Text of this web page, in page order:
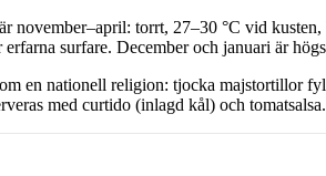
november–april: torrt, 27–30 °C vid
surfare. December och januari är
en nationell religion: tjocka majstortillor
med curtido (inlagd kål) och